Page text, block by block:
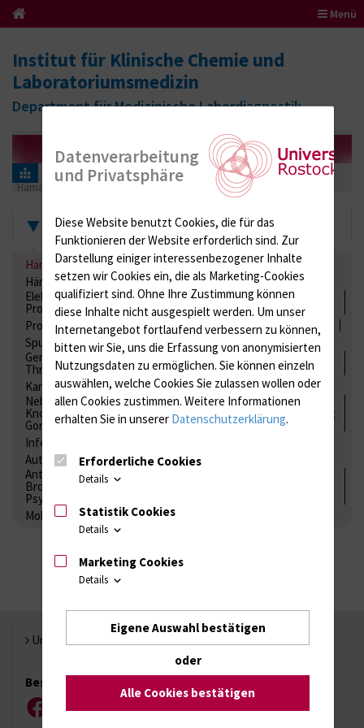
Menü
Institut für Klinische Chemie und
Laboratoriumsmedizin
Department für Medizinische Labordiagnostik
Informationen für Einsender
Ringversuchszertifikate
Hämatologie / Anämie
211 (Kleines Blutbild) 2024
Zertifikate
Hämatologie / Anämie
Retikulozyten
Hämoglobinelektrophorese
Liquordiagnostik
Elektrolyte, Enzyme, Substrate, Metabolite, Blutalkohol,
Proteine
Proteine
Lipide / Lipoproteine Niere / Harnwege
Stuhl
Spurenelemente
Säuren-Basen-Status
Gerinnung / Gerinnungsaktivierung / Gerinnungsfaktoren /
Thrombozytenfunktion / Antikoagulation
Kardiale Marker
Tumormarker
Interleukine
Nebenniere / Niere; Nebenschilddrüse ( Ca-Stoffwechsel /
Knochen; Hypophyse / Wachstum; Gestroinaltrakt / Vitamine;
Gonaden / Zyklus / Sterilität
Infektionsserologie
Autoimmundiagnostik
Antibiotika, Zystostatika, Immunsuppressiva, Amaleptika,
Bronchospasmolytika, Antiepileptika, Kardiaka,
Psychpharmaka
Molekulare Diagnostik
Universität Rostock
Besuchen Sie uns
FacebookInstagramYouTubeLinkedIn
Xing
Datenverarbeitung
und Privatsphäre
Diese Website benutzt Cookies, die für das
Funktionieren der Website erforderlich sind. Zur
Darstellung einiger interessenbezogener Inhalte
setzen wir Cookies ein, die als Marketing-Cookies
qualifiziert sind. Ohne Ihre Zustimmung können
diese Inhalte nicht ausgespielt werden. Um unser
Internetangebot fortlaufend verbessern zu können,
bitten wir Sie, uns die Erfassung von anonymisierten
Nutzungsdaten zu ermöglichen. Sie können einzeln
auswählen, welche Cookies Sie zulassen wollen oder
allen Cookies zustimmen. Weitere Informationen
erhalten Sie in unserer Datenschutzerklärung.
Erforderliche Cookies
Details
Statistik Cookies
Details
Marketing Cookies
Details
Eigene Auswahl bestätigen
oder
Alle Cookies bestätigen